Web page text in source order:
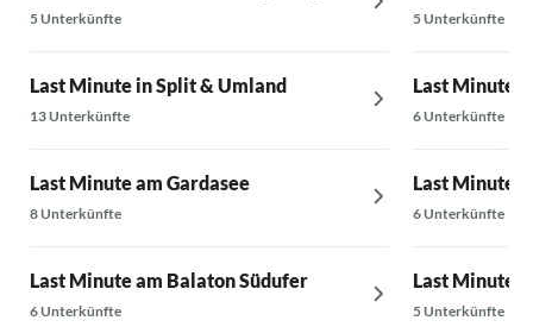
5 Unterkünfte
Last Minute in Split & Umland
13 Unterkünfte
Last Minute am Gardasee
8 Unterkünfte
Last Minute am Balaton Südufer
6 Unterkünfte
5 Unterkünfte
Last Minute
6 Unterkünfte
Last Minute
6 Unterkünfte
Last Minute
5 Unterkünfte